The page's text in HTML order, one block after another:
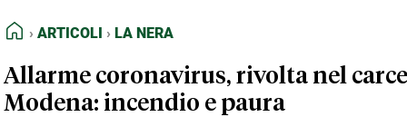
FEED RSS
NORMATIVE DEONTOLOGICHE
TERMINI e CONDIZIONI
HOME
ARTICOLI LA NERA
Allarme coronavirus, rivolta nel
Modena: incendio e paura